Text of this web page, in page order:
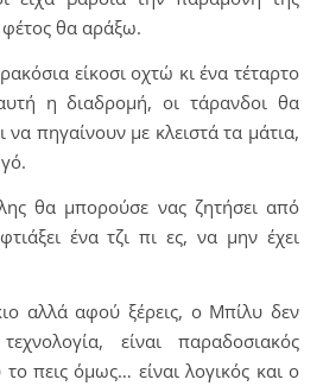
θα αράξω.
είκοσι οχτώ κι ένα τέταρτο
η διαδρομή, οι τάρανδοι θα
πηγαίνουν με κλειστά τα μάτια,
θα μπορούσε νας ζητήσει από
ένα τζι πι ες, να μην έχει
αλλά αφού ξέρεις, ο Μπίλυ δεν
είναι παραδοσιακός
πεις όμως… είναι λογικός και ο